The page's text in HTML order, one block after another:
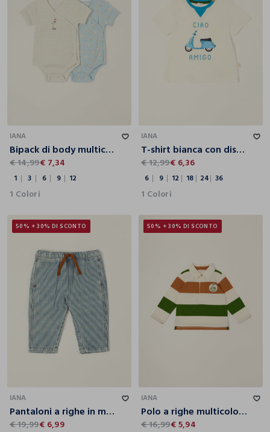
IANA
Bipack di body multicolor in puro cotone con disegno da neonato
€ 14,99€ 7,34
1 3 6 9 12
1 Colori
IANA
T-shirt bianca con disegno scooter in cotone elasticizzato da neonato
€ 12,99€ 6,36
6 9 12 18 24 36
1 Colori
50% + 30% DI SCONTO
IANA
Pantaloni a righe in misto cotone, viscosa e lyocell da neonato regular fit
€ 19,99€ 6,99
50% + 30% DI SCONTO
IANA
Polo a righe multicolor in puro cotone da neonato regular fit
€ 16,99€ 5,94